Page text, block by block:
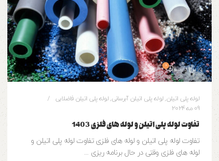
وزین پایپ 0
لوله پلی اتیلن, لوله پلی اتیلن آبرسانی,لوله پلی اتیلن فاضلابی
09 مه 2024
تفاوت لوله پلی اتیلن و لوله های فلزی 1403
تفاوت لوله پلی اتیلن و لوله های فلزی تفاوت لوله پلی اتیلن و
لوله های فلزی وقتی در حال برنامه ریزی ...